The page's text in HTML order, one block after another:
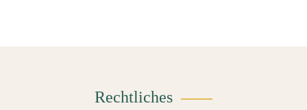
Rechtliches